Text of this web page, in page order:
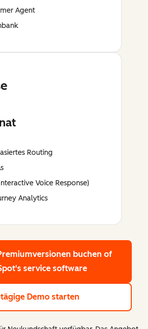
Agent
Routing
Voice Response)
Analytics
buchen of
service software
tägige Demo starten